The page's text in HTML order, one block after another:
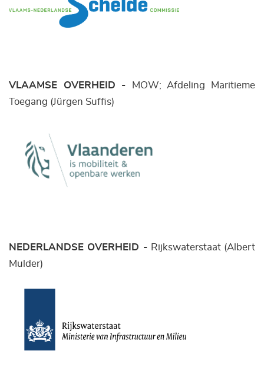
VLAAMSE OVERHEID -
MOW; Afdeling Maritieme
Toegang (Jürgen Suffis)
NEDERLANDSE OVERHEID - Rijkswaterstaat (Albert
Mulder)